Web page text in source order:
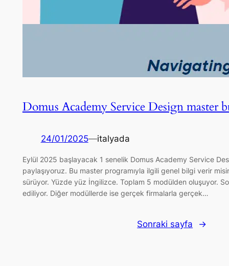
Domus Academy Service Design master
24/01/2025—italyada
Eylül 2025 başlayacak 1 senelik Domus Academy Service
paylaşıyoruz. Bu master programıyla ilgili genel bilgi verir
sürüyor. Yüzde yüz İngilizce. Toplam 5 modülden oluşuyor.
ediliyor. Diğer modüllerde ise gerçek firmalarla gerçek…
Sonraki sayfa →